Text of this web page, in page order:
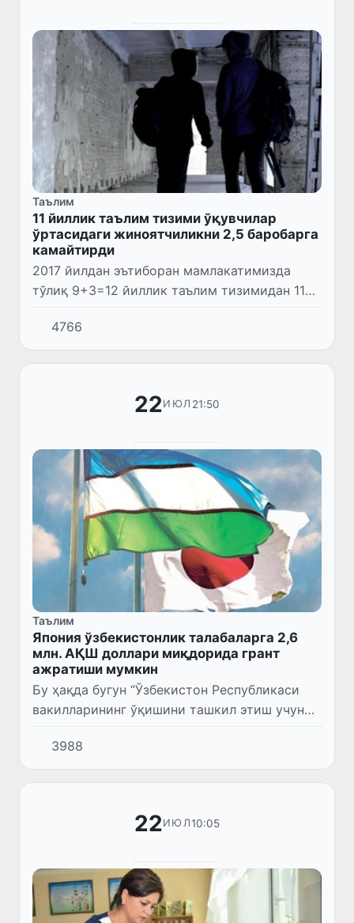
Таълим
11 йиллик таълим тизими ўқувчилар
ўртасидаги жиноятчиликни 2,5 баробарга
камайтирди
2017 йилдан эътиборан мамлакатимизда
тўлиқ 9+3=12 йиллик таълим тизимидан 11
йиллик ўқишга ўтилди.
4766
22ИЮЛ 21:50
Таълим
Япония ўзбекистонлик талабаларга 2,6
млн. АҚШ доллари миқдорида грант
ажратиши мумкин
Бу ҳақда бугун “Ўзбекистон Республикаси
вакилларининг ўқишини ташкил этиш учун
Япония ҳукумати грантидан самарали
фойдаланиш чора-тадбирлари тўғрисида”ги
Ҳукумат қарори лойиҳаси (I...
3988
22ИЮЛ10:05